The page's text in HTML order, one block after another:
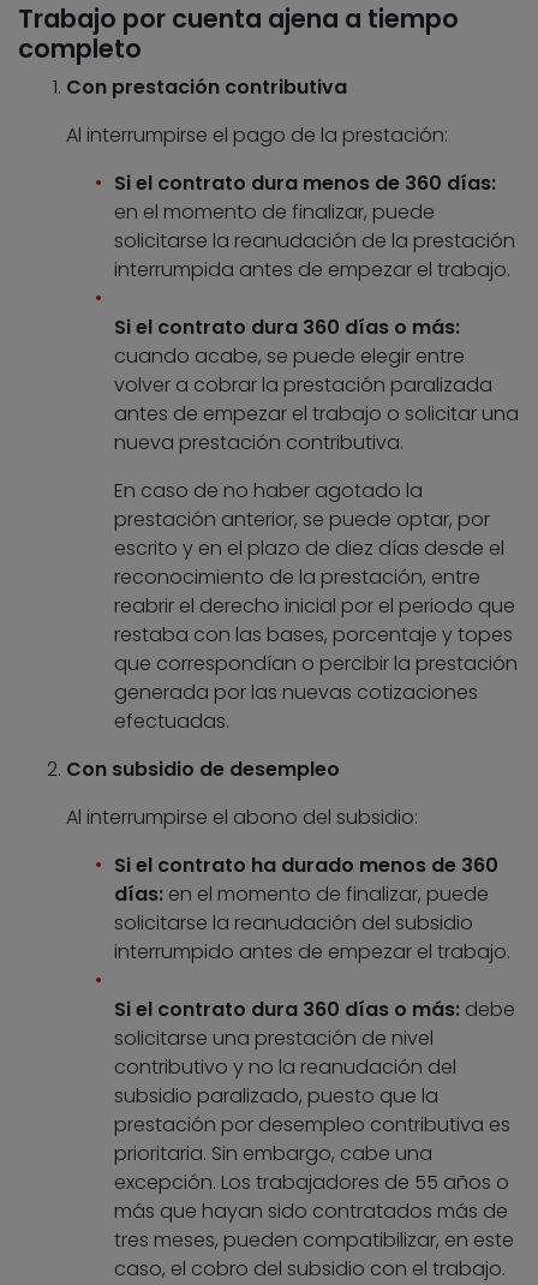
Trabajo por cuenta ajena a tiempo
completo
Con prestación contributiva
Al interrumpirse el pago de la prestación:
Si el contrato dura menos de 360 días:
en el momento de finalizar, puede
solicitarse la reanudación de la prestación
interrumpida antes de empezar el trabajo.
Si el contrato dura 360 días o más:
cuando acabe, se puede elegir entre
volver a cobrar la prestación paralizada
antes de empezar el trabajo o solicitar una
nueva prestación contributiva.
En caso de no haber agotado la
prestación anterior, se puede optar, por
escrito y en el plazo de diez días desde el
reconocimiento de la prestación, entre
reabrir el derecho inicial por el periodo que
restaba con las bases, porcentaje y topes
que correspondían o percibir la prestación
generada por las nuevas cotizaciones
efectuadas.
Con subsidio de desempleo
Al interrumpirse el abono del subsidio:
Si el contrato ha durado menos de 360
días: en el momento de finalizar, puede
solicitarse la reanudación del subsidio
interrumpido antes de empezar el trabajo.
Si el contrato dura 360 días o más: debe
solicitarse una prestación de nivel
contributivo y no la reanudación del
subsidio paralizado, puesto que la
prestación por desempleo contributiva es
prioritaria. Sin embargo, cabe una
excepción. Los trabajadores de 55 años o
más que hayan sido contratados más de
tres meses, pueden compatibilizar, en este
caso, el cobro del subsidio con el trabajo.